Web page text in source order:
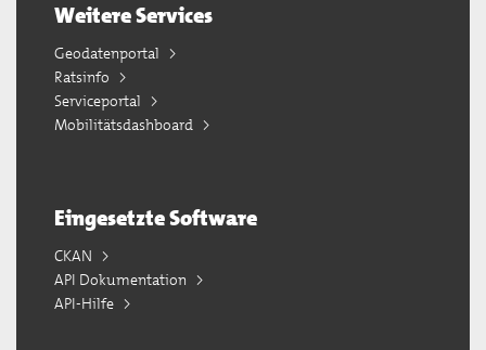
Weitere Services
Geodatenportal
Ratsinfo
Serviceportal
Mobilitätsdashboard
Eingesetzte Software
CKAN
API Dokumentation
API-Hilfe